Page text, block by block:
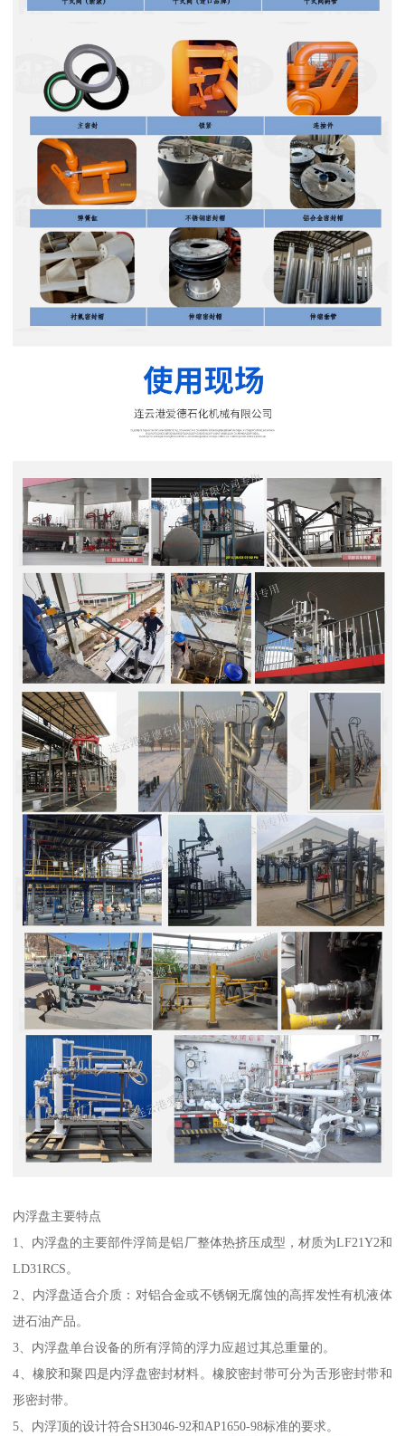
内浮盘主要特点
1、内浮盘的主要部件浮筒是铝厂整体热挤压成型，材质为LF21Y2和
LD31RCS。
2、内浮盘适合介质：对铝合金或不锈钢无腐蚀的高挥发性有机液体
进石油产品。
3、内浮盘单台设备的所有浮筒的浮力应超过其总重量的。
4、橡胶和聚四是内浮盘密封材料。橡胶密封带可分为舌形密封带和
形密封带。
5、内浮顶的设计符合SH3046-92和AP1650-98标准的要求。